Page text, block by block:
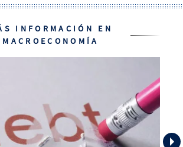
INFORMACIÓN EN
MACROECONOMÍA